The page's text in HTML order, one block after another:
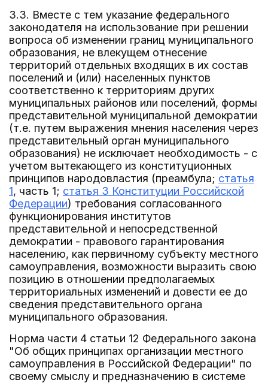
3.3. Вместе с тем указание федерального
законодателя на использование при решении
вопроса об изменении границ муниципального
образования, не влекущем отнесение
территорий отдельных входящих в их состав
поселений и (или) населенных пунктов
соответственно к территориям других
муниципальных районов или поселений, формы
представительной муниципальной демократии
(т.е. путем выражения мнения населения через
представительный орган муниципального
образования) не исключает необходимость - с
учетом вытекающего из конституционных
принципов народовластия (преамбула; статья
1, часть 1; статья 3 Конституции Российской
Федерации) требования согласованного
функционирования институтов
представительной и непосредственной
демократии - правового гарантирования
населению, как первичному субъекту местного
самоуправления, возможности выразить свою
позицию в отношении предполагаемых
территориальных изменений и довести ее до
сведения представительного органа
муниципального образования.
Норма части 4 статьи 12 Федерального закона
"Об общих принципах организации местного
самоуправления в Российской Федерации" по
своему смыслу и предназначению в системе